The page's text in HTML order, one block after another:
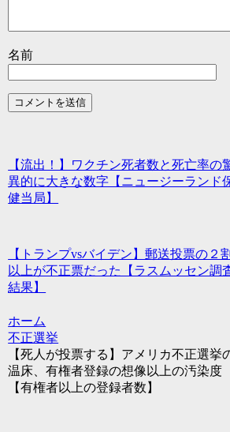
名前
【流出！】ワクチン死者数と死亡率の
異的に大きな数字【ニュージーランド
健当局】
【トランプvsバイデン】郵送投票の２割
以上が不正票だった【ラスムッセン調
結果】
ホーム
不正選挙
【死人が投票する】アメリカ不正選挙
温床、有権者登録の想像以上の汚染度
【有権者以上の登録者数】